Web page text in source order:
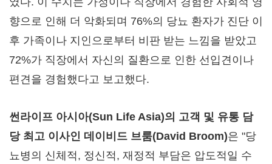
향으로 인해 더 악화되며 76%의 당뇨 환자가 진단 이
후 가족이나 지인으로부터 비판 받는 느낌을 받았고
72%가 직장에서 자신의 질환으로 인한 선입견이나
편견을 경험했다고 보고했다.
썬라이프 아시아(Sun Life Asia)의 고객 및 유통 담
당 최고 이사인 데이비드 브룸(David Broom)은 "당
뇨병의 신체적, 정신적, 재정적 부담은 압도적일 수